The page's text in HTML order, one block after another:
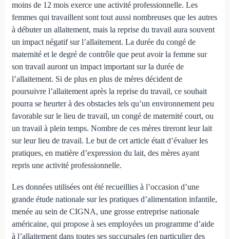
moins de 12 mois exerce une activité professionnelle. Les
femmes qui travaillent sont tout aussi nombreuses que les autres
à débuter un allaitement, mais la reprise du travail aura souvent
un impact négatif sur l’allaitement. La durée du congé de
maternité et le degré de contrôle que peut avoir la femme sur
son travail auront un impact important sur la durée de
l’allaitement. Si de plus en plus de mères décident de
poursuivre l’allaitement après la reprise du travail, ce souhait
pourra se heurter à des obstacles tels qu’un environnement peu
favorable sur le lieu de travail, un congé de maternité court, ou
un travail à plein temps. Nombre de ces mères tireront leur lait
sur leur lieu de travail. Le but de cet article était d’évaluer les
pratiques, en matière d’expression du lait, des mères ayant
repris une activité professionnelle.
Les données utilisées ont été recueillies à l’occasion d’une
grande étude nationale sur les pratiques d’alimentation infantile,
menée au sein de CIGNA, une grosse entreprise nationale
américaine, qui propose à ses employées un programme d’aide
à l’allaitement dans toutes ses succursales (en particulier des